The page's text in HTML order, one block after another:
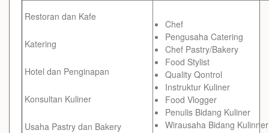
Restoran dan Kafe
Katering
Hotel dan Penginapan
Konsultan Kuliner
Usaha Pastry dan Bakery
Chef
Pengusaha Catering
Chef Pastry/Bakery
Food Stylist
Quality Qontrol
Instruktur Kuliner
Food Vlogger
Penulis Bidang Kuliner
Wirausaha Bidang Kulinner